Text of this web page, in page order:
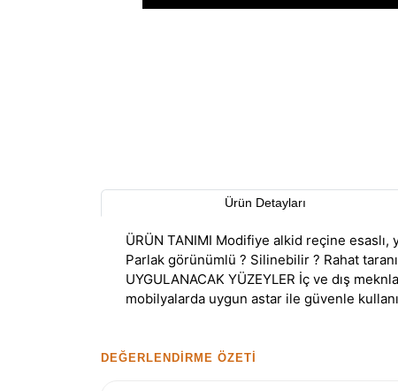
Ürün Detayları
ÜRÜN TANIMI Modifiye alkid reçine esaslı,
Parlak görünümlü ? Silinebilir ? Rahat
UYGULANACAK YÜZEYLER İç ve dış
mobilyalarda uygun astar ile güvenle
DEĞERLENDIRME ÖZETI